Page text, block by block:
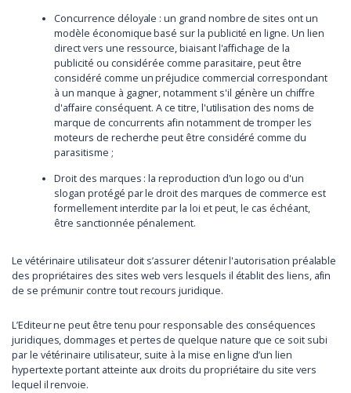
Concurrence déloyale : un grand nombre de sites ont un
modèle économique basé sur la publicité en ligne. Un lien
direct vers une ressource, biaisant l'affichage de la
publicité ou considérée comme parasitaire, peut être
considéré comme un préjudice commercial correspondant
à un manque à gagner, notamment s'il génère un chiffre
d'affaire conséquent. A ce titre, l'utilisation des noms de
marque de concurrents afin notamment de tromper les
moteurs de recherche peut être considéré comme du
parasitisme ;
Droit des marques : la reproduction d'un logo ou d'un
slogan protégé par le droit des marques de commerce est
formellement interdite par la loi et peut, le cas échéant,
être sanctionnée pénalement.
Le vétérinaire utilisateur doit s’assurer détenir l'autorisation préalable
des propriétaires des sites web vers lesquels il établit des liens, afin
de se prémunir contre tout recours juridique.
L’Editeur ne peut être tenu pour responsable des conséquences
juridiques, dommages et pertes de quelque nature que ce soit subi
par le vétérinaire utilisateur, suite à la mise en ligne d’un lien
hypertexte portant atteinte aux droits du propriétaire du site vers
lequel il renvoie.